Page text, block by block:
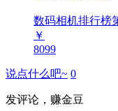
数码相机排行榜
￥
8099
说点什么吧~ 0
发评论，赚金豆